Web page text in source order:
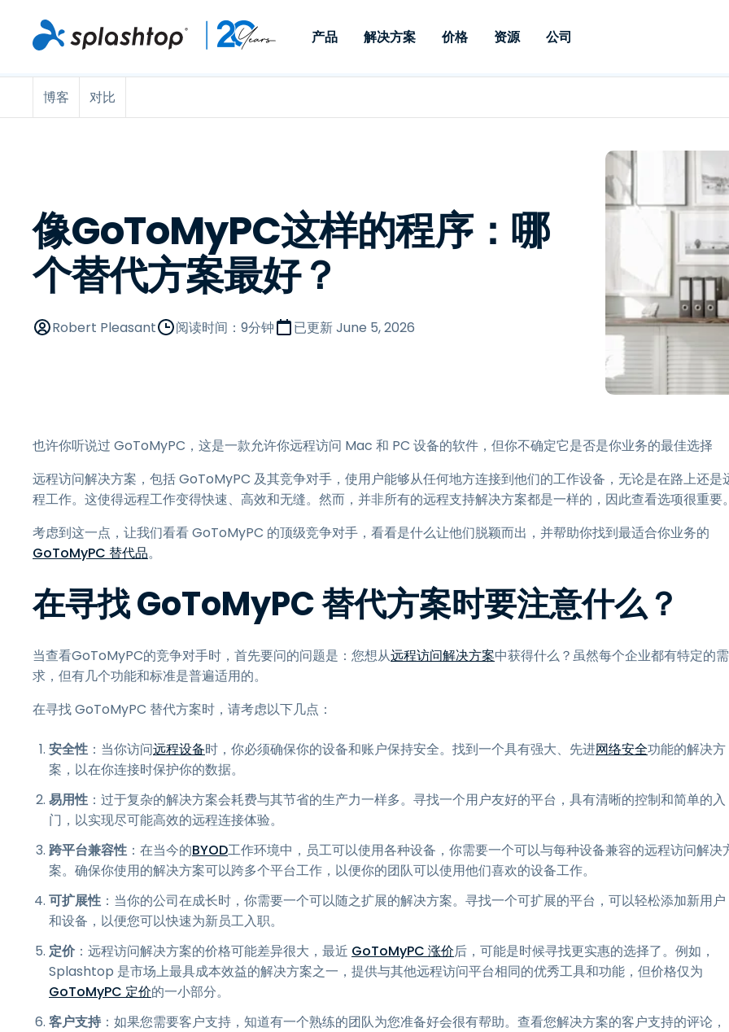
产品
丁、自动化、全面可视性和
控制来远程监控、管理和保
护设备。
供本地部署版
解决方案
OEM
风险与合规
RDP / VPN 替代
通过 RDP/SSH/VNC 进行远
端点安全
查看所有需求
卫生保健
零售
政府与公
建筑与设
财务与会
查看所有
价格 资源
远程学习
查看所有使用案例
数据表
演示视频
零售
查看所有
公司
博客 对比
像GoToMyPC这样的程序：哪
个替代方案最好？
Robert Pleasant 阅读时间：9分钟 已更新June 5, 2026
也许你听说过 GoToMyPC，这是一款允许你远程访问 Mac 和 PC 设备的软件，但你不确定它是否是你业务的最佳选择
远程访问解决方案，包括 GoToMyPC 及其竞争对手，使用户能够从任何地方连接到他们的工作设备，无论是在路上还是
程工作。这使得远程工作变得快速、高效和无缝。然而，并非所有的远程支持解决方案都是一样的，因此查看选项很重要
考虑到这一点，让我们看看 GoToMyPC 的顶级竞争对手，看看是什么让他们脱颖而出，并帮助你找到最适合你业务的
GoToMyPC 替代品。
在寻找 GoToMyPC 替代方案时要注意什么？
当查看GoToMyPC的竞争对手时，首先要问的问题是：您想从远程访问解决方案中获得什么？虽然每个企业都有特定的需
求，但有几个功能和标准是普遍适用的。
在寻找 GoToMyPC 替代方案时，请考虑以下几点：
安全性 ：当你访问远程设备时，你必须确保你的设备和账户保持安全。找到一个具有强大、先进网络安全功能的解决方
案，以在你连接时保护你的数据。
易用性 ：过于复杂的解决方案会耗费与其节省的生产力一样多。寻找一个用户友好的平台，具有清晰的控制和简单的入
门，以实现尽可能高效的远程连接体验。
跨平台兼容性 ：在当今的BYOD工作环境中，员工可以使用各种设备，你需要一个可以与每种设备兼容的远程访问解决
案。确保你使用的解决方案可以跨多个平台工作，以便你的团队可以使用他们喜欢的设备工作。
可扩展性 ：当你的公司在成长时，你需要一个可以随之扩展的解决方案。寻找一个可扩展的平台，可以轻松添加新用户
和设备，以便您可以快速为新员工入职。
定价：远程访问解决方案的价格可能差异很大，最近 GoToMyPC 涨价后，可能是时候寻找更实惠的选择了。例如，
Splashtop 是市场上最具成本效益的解决方案之一，提供与其他远程访问平台相同的优秀工具和功能，但价格仅为
GoToMyPC 定价的一小部分。
客户支持 ：如果您需要客户支持，知道有一个熟练的团队为您准备好会很有帮助。查看您解决方案的客户支持的评论，